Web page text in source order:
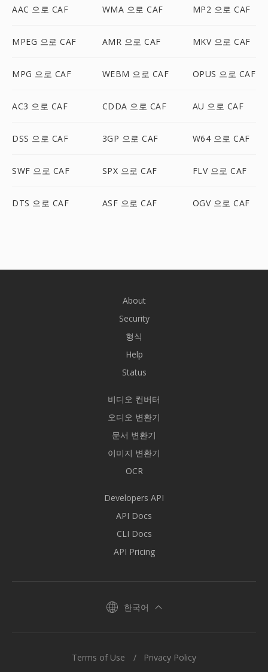
AAC 으로 CAF WMA 으로 CAF MP2 으로 CAF
MPEG 으로 CAF AMR 으로 CAF MKV 으로 CAF
MPG 으로 CAF WEBM 으로 CAF OPUS 으로 CAF
AC3 으로 CAF CDDA 으로 CAF AU 으로 CAF
DSS 으로 CAF 3GP 으로 CAF W64 으로 CAF
SWF 으로 CAF SPX 으로 CAF FLV 으로 CAF
DTS 으로 CAF ASF 으로 CAF OGV 으로 CAF
About
Security
형식
Help
Status
비디오 컨버터
오디오 변환기
문서 변환기
이미지 변환기
OCR
Developers API
API Docs
CLI Docs
API Pricing
한국어
Terms of Use Privacy Policy